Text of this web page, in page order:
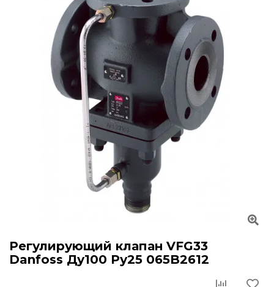
Регулирующий клапан VFG33
Danfoss Ду100 Ру25 065B2612